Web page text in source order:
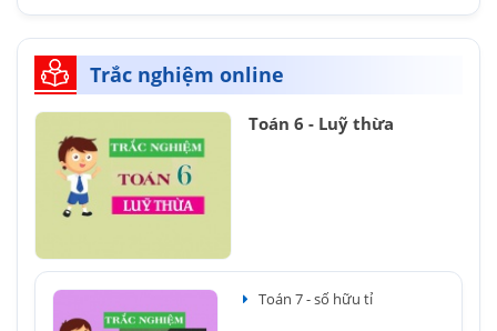
Trắc nghiệm online
Toán 6 - Luỹ thừa
Toán 7 - số hữu tỉ